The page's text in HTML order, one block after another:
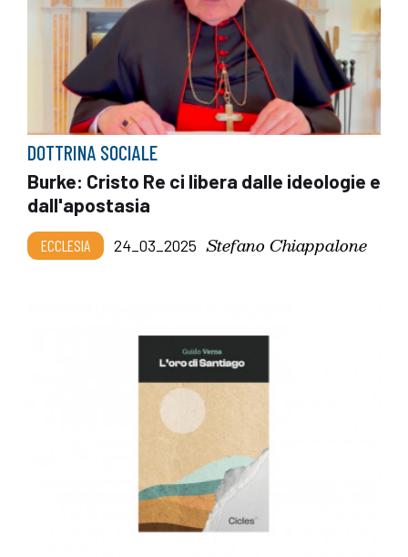
DOTTRINA SOCIALE
Burke: Cristo Re ci libera dalle ideologie e
dall'apostasia
ECCLESIA 24_03_2025 Stefano Chiappalone